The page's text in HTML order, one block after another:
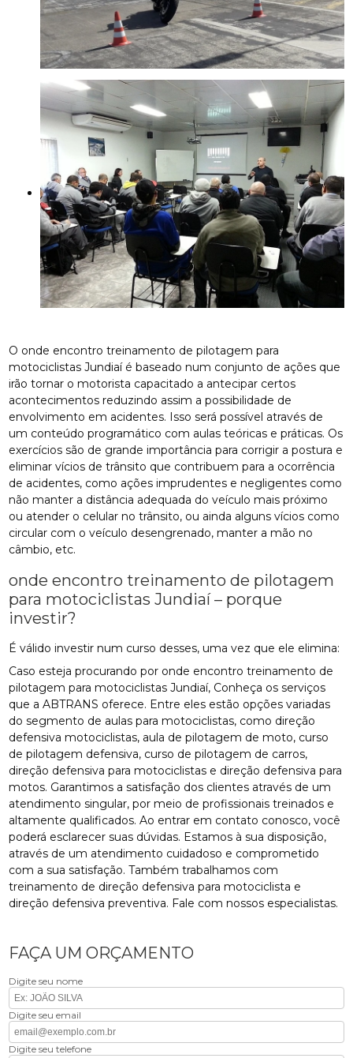
O onde encontro treinamento de pilotagem para
motociclistas Jundiaí é baseado num conjunto de ações que
irão tornar o motorista capacitado a antecipar certos
acontecimentos reduzindo assim a possibilidade de
envolvimento em acidentes. Isso será possível através de
um conteúdo programático com aulas teóricas e práticas. Os
exercícios são de grande importância para corrigir a postura e
eliminar vícios de trânsito que contribuem para a ocorrência
de acidentes, como ações imprudentes e negligentes como
não manter a distância adequada do veículo mais próximo
ou atender o celular no trânsito, ou ainda alguns vícios como
circular com o veículo desengrenado, manter a mão no
câmbio, etc.
onde encontro treinamento de pilotagem
para motociclistas Jundiaí – porque
investir?
É válido investir num curso desses, uma vez que ele elimina:
Caso esteja procurando por onde encontro treinamento de
pilotagem para motociclistas Jundiaí, Conheça os serviços
que a ABTRANS oferece. Entre eles estão opções variadas
do segmento de aulas para motociclistas, como direção
defensiva motociclistas, aula de pilotagem de moto, curso
de pilotagem defensiva, curso de pilotagem de carros,
direção defensiva para motociclistas e direção defensiva para
motos. Garantimos a satisfação dos clientes através de um
atendimento singular, por meio de profissionais treinados e
altamente qualificados. Ao entrar em contato conosco, você
poderá esclarecer suas dúvidas. Estamos à sua disposição,
através de um atendimento cuidadoso e comprometido
com a sua satisfação. Também trabalhamos com
treinamento de direção defensiva para motociclista e
direção defensiva preventiva. Fale com nossos especialistas.
FAÇA UM ORÇAMENTO
Digite seu nome
Digite seu email
Digite seu telefone